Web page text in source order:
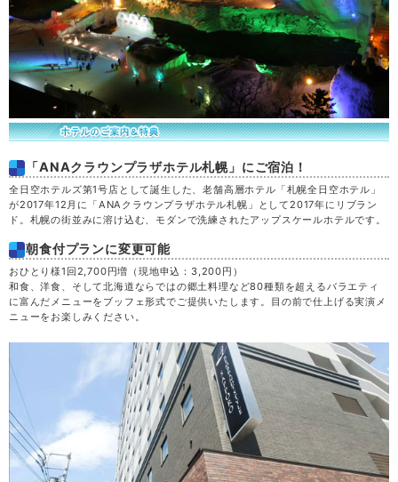
「ANAクラウンプラザホテル札幌」にご宿泊！
全日空ホテルズ第1号店として誕生した、老舗高層ホテル「札幌全日空ホテル」
が2017年12月に「ANAクラウンプラザホテル札幌」として2017年にリブラン
ド。札幌の街並みに溶け込む、モダンで洗練されたアップスケールホテルです。
朝食付プランに変更可能
おひとり様1回2,700円増（現地申込：3,200円）
和食、洋食、そして北海道ならではの郷土料理など80種類を超えるバラエティ
に富んだメニューをブッフェ形式でご提供いたします。目の前で仕上げる実演メ
ニューをお楽しみください。